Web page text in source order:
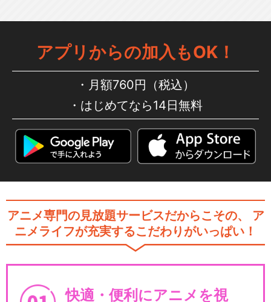
アプリからの加入もOK！
月額760円（税込）
はじめてなら14日無料
アニメ専門の見放題サービスだからこその、
ア
ニメライフが充実するこだわりがいっぱい！
快適・便利にアニメを視